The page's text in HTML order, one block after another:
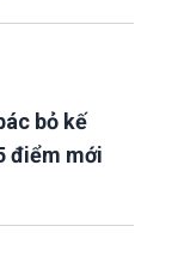
bỏ kế
điểm mới